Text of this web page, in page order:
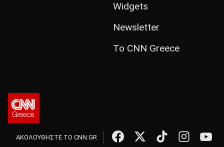
Widgets
Newsletter
Το CNN Greece
ΑΚΟΛΟΥΘΗΣΤΕ ΤΟ CNN.GR